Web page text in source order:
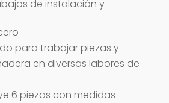
de instalación y
para trabajar piezas y
en diversas labores de
6 piezas con medidas